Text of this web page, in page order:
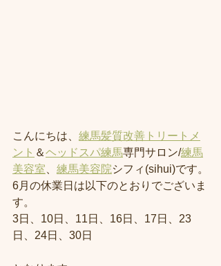
こんにちは、 練馬髪質改善トリートメ
ント ＆ヘッドスパ練馬専門サロン/練馬
美容室
練馬美容院シフィ(sihui)です。
6月の休業日は以下のとおりでございま
す。
3日、10日、11日、16日、17日、23
日、24日、30日